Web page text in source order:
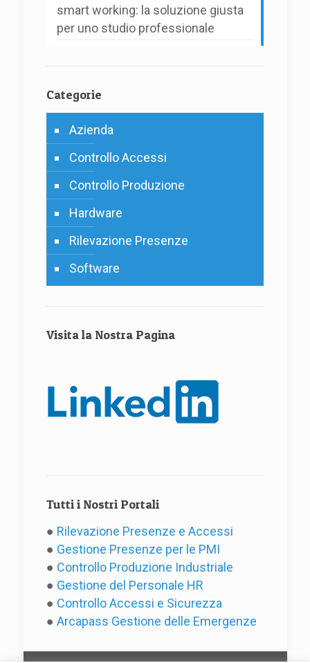
smart working: la soluzione giusta
per uno studio professionale
Categorie
Azienda
Controllo Accessi
Controllo Produzione
Hardware
Rilevazione Presenze
Software
Visita la Nostra Pagina
Tutti i Nostri Portali
● Rilevazione Presenze e Accessi
● Gestione Presenze per le PMI
● Controllo Produzione Industriale
● Gestione del Personale HR
● Controllo Accessi e Sicurezza
● Arcapass Gestione delle Emergenze